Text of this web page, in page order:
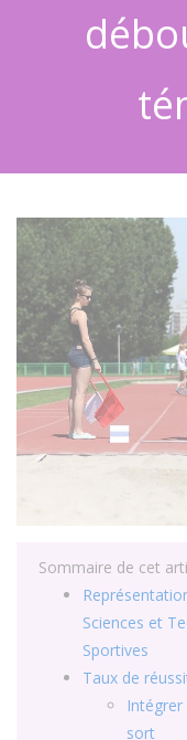
Sommaire de cet
Sciences et
Sportives
Taux de
Intégrer
sort